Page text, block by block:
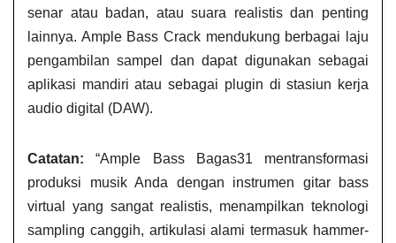
senar atau badan, atau suara realistis dan penting
lainnya. Ample Bass Crack mendukung berbagai laju
pengambilan sampel dan dapat digunakan sebagai
aplikasi mandiri atau sebagai plugin di stasiun kerja
audio digital (DAW).
Catatan:“Ample Bass Bagas31 mentransformasi
produksi musik Anda dengan instrumen gitar bass
virtual yang sangat realistis, menampilkan teknologi
sampling canggih, artikulasi alami termasuk hammer-